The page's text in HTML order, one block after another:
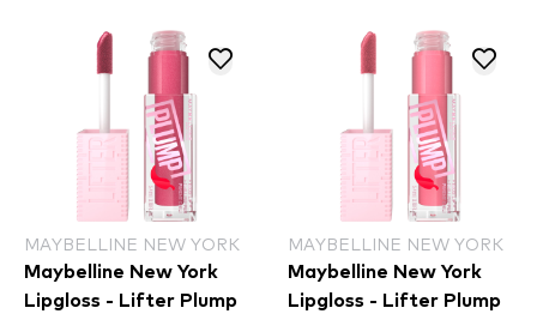
MAYBELLINE NEW YORK
Maybelline New York
Lipgloss - Lifter Plump
MAYBELLINE NEW YORK
Maybelline New York
Lipgloss - Lifter Plump